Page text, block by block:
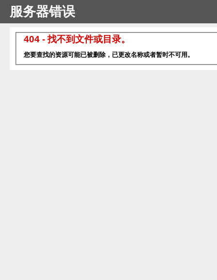
服务器错误
404 - 找不到文件或目录。
您要查找的资源可能已被删除，已更改名称或者暂时不可用。